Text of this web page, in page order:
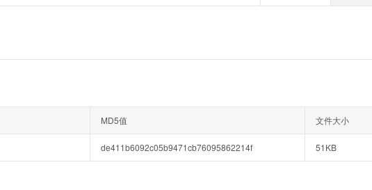
MD5值 文件大小
de411b6092c05b9471cb76095862214f 51KB